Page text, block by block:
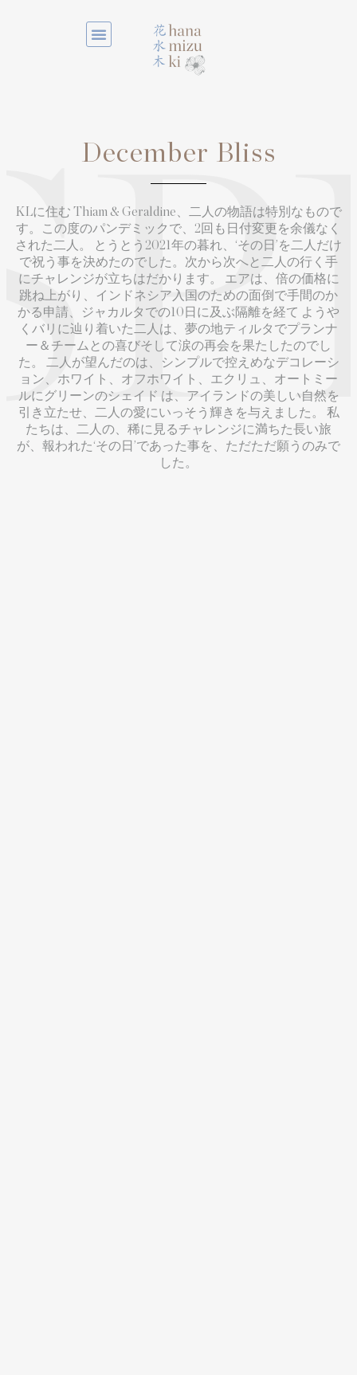
December Bliss
KLに住む Thiam & Geraldine、二人の物語は特別なもので
す。この度のパンデミックで、2回も日付変更を余儀なく
された二人。 とうとう2021年の暮れ、‘その日’を二人だけ
で祝う事を決めたのでした。次から次へと二人の行く手
にチャレンジが立ちはだかります。 エアは、倍の価格に
跳ね上がり、インドネシア入国のための面倒で手間のか
かる申請、ジャカルタでの10日に及ぶ隔離を経て ようや
くバリに辿り着いた二人は、夢の地ティルタでプランナ
ー＆チームとの喜びそして涙の再会を果たしたのでし
た。 二人が望んだのは、シンプルで控えめなデコレーシ
ョン、ホワイト、オフホワイト、エクリュ、オートミー
ルにグリーンのシェイド は、アイランドの美しい自然を
引き立たせ、二人の愛にいっそう輝きを与えました。 私
たちは、二人の、稀に見るチャレンジに満ちた長い旅
が、報われた‘その日’であった事を、ただただ願うのみで
した。